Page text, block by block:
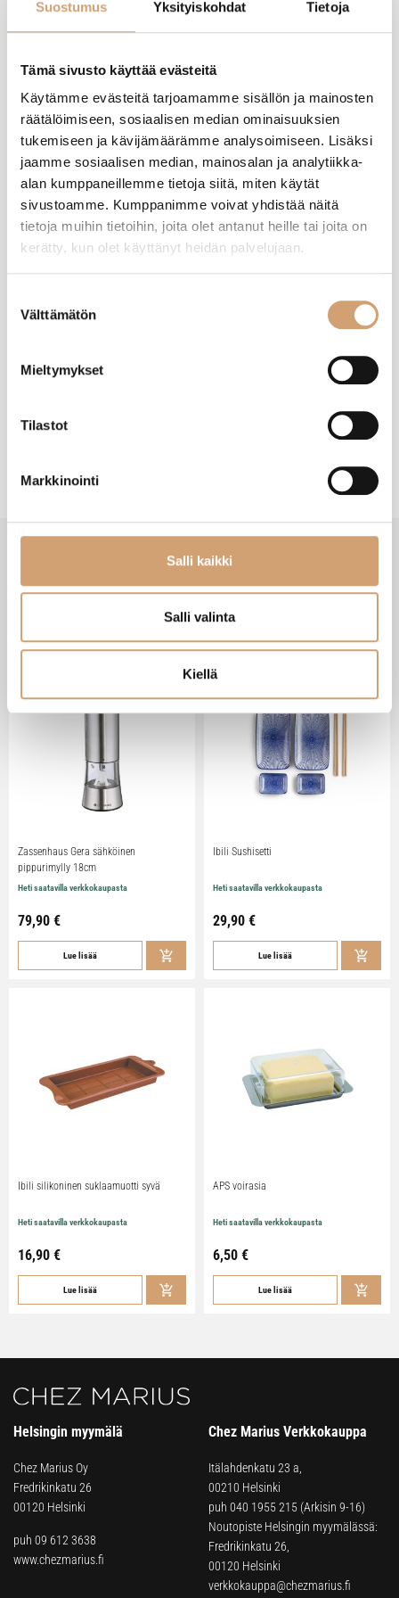
Suostumus Yksityiskohdat Tietoja
Tämä sivusto käyttää evästeitä
Käytämme evästeitä tarjoamamme sisällön ja mainosten
räätälöimiseen, sosiaalisen median ominaisuuksien
tukemiseen ja kävijämäärämme analysoimiseen. Lisäksi
jaamme sosiaalisen median, mainosalan ja analytiikka-
alan kumppaneillemme tietoja siitä, miten käytät
sivustoamme. Kumppanimme voivat yhdistää näitä
tietoja muihin tietoihin, joita olet antanut heille tai joita on
kerätty, kun olet käyttänyt heidän palvelujaan.
valinta
Välttämätön
Mieltymykset
Tilastot
Markkinointi
Salli kaikki
Salli valinta
Kiellä
KM
Varmistettu ostaja
Kirsi Markkanen
Helsinki, FI
Ibili teräslävikkö 20cm
Kaupasta tullessa voi siirtää altaaseen ja kaataa kasvikset suoraan
11 kuukautta sitten
VIIMEISIMMÄT TUOTTEET
Zassenhaus Gera sähköinen
pippurimylly 18cm
Heti saatavilla verkkokaupasta
79,90 €
Lue lisää
Ibili Sushisetti
Heti saatavilla verkkokaupasta
29,90 €
Lue lisää
Ibili silikoninen suklaamuotti syvä
Heti saatavilla verkkokaupasta
16,90 €
Lue lisää
APS voirasia
Heti saatavilla verkkokaupasta
6,50 €
Lue lisää
Helsingin myymälä
Chez Marius Oy
Fredrikinkatu 26
00120 Helsinki
puh 09 612 3638
www.chezmarius.fi
Chez Marius Verkkokauppa
Itälahdenkatu 23 a,
00210 Helsinki
puh 040 1955 215 (Arkisin 9-16)
Noutopiste Helsingin myymälässä:
Fredrikinkatu 26,
00120 Helsinki
verkkokauppa@chezmarius.fi